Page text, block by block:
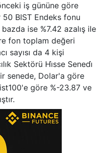
iş gününe göre
50 BIST Endeks fonu
ise %7.42 azalış ile
fon toplam değeri
sayısı da 4 kişi
Sektörü Hi̇sse Senedi̇
senede, Dolar'a göre
göre %-23.87 ve